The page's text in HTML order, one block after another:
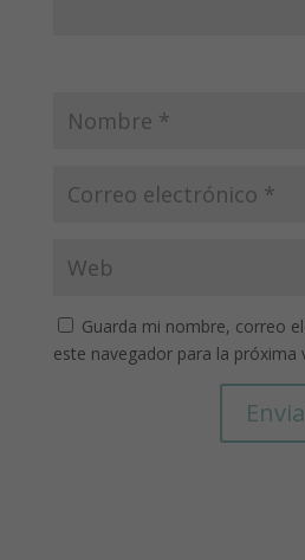
Guarda mi nombre, correo
este navegador para la próxima